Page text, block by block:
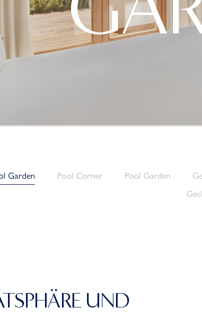
Garden Pool Corner Pool Garden
UND